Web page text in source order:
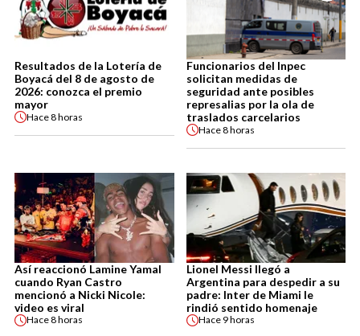
Resultados de la Lotería de
Boyacá del 8 de agosto de
2026: conozca el premio
mayor
Hace8 horas
Funcionarios del Inpec
solicitan medidas de
seguridad ante posibles
represalias por la ola de
traslados carcelarios
Hace8 horas
Así reaccionó Lamine Yamal
cuando Ryan Castro
mencionó a Nicki Nicole:
video es viral
Hace8 horas
Lionel Messi llegó a
Argentina para despedir a su
padre: Inter de Miami le
rindió sentido homenaje
Hace 9 horas